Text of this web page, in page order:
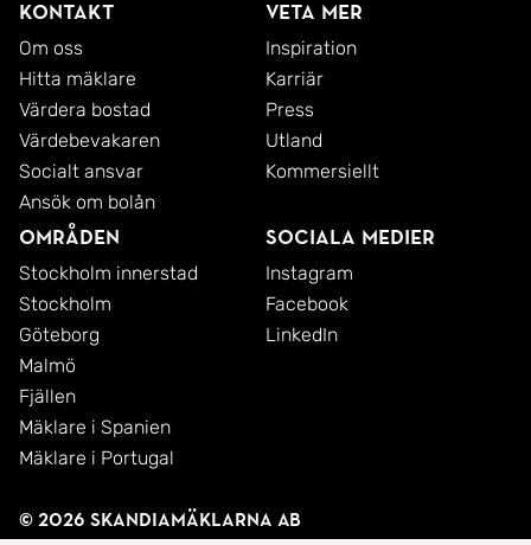
Kontakt
Om oss
Hitta mäklare
Värdera bostad
Värdebevakaren
Socialt ansvar
Ansök om bolån
Veta mer
Inspiration
Karriär
Press
Utland
Kommersiellt
Områden
Stockholm innerstad
Stockholm
Göteborg
Malmö
Fjällen
Mäklare i Spanien
Mäklare i Portugal
Sociala medier
Instagram
Facebook
LinkedIn
© 2026 SkandiaMäklarna AB